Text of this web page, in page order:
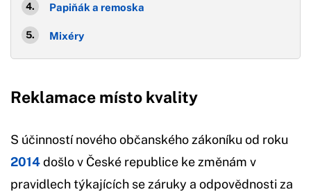
Papiňák a remoska
Mixéry
Reklamace místo kvality
S účinností nového občanského zákoníku od roku
2014došlo v České republice ke změnám v
pravidlech týkajících se záruky a odpovědnosti za